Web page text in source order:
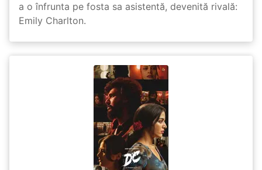
a o înfrunta pe fosta sa asistentă, devenită rivală:
Emily Charlton.